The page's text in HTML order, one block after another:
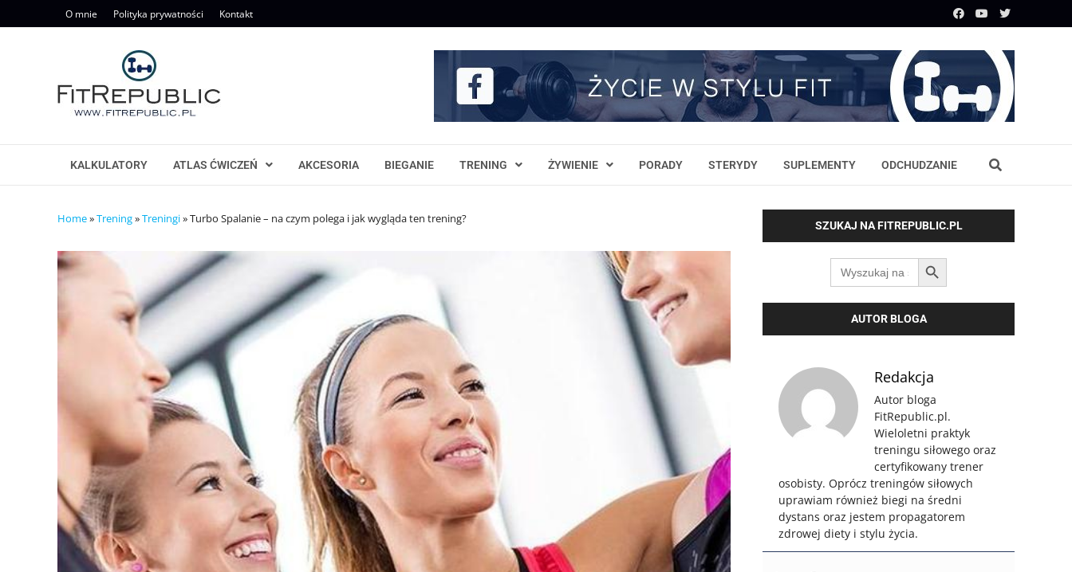
to
O mnie Polityka prywatności Kontakt
KALKULATORY ATLAS ĆWICZEŃ AKCESORIA BIEGANIE TRENING ŻYWIENIE PORADY STERYDY SUPLEMENTY ODCHUDZANIE
Home»Trening»Treningi»Turbo Spalanie – na czym polega i jak wygląda ten trening? SZUKAJ NA FITREPUBLIC.PL
Search
for:
SEARCH BUTTON
AUTOR BLOGA
Redakcja
Autor bloga
FitRepublic.pl.
Wieloletni praktyk
treningu siłowego oraz
certyfikowany trener
osobisty. Oprócz treningów siłowych
uprawiam również biegi na średni
dystans oraz jestem propagatorem
zdrowej diety i stylu życia.